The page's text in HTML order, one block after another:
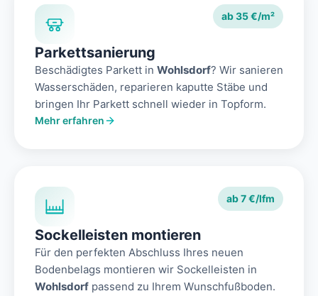
ab 35 €/m²
Parkettsanierung
Beschädigtes Parkett in Wohlsdorf? Wir sanieren
Wasserschäden, reparieren kaputte Stäbe und
bringen Ihr Parkett schnell wieder in Topform.
Mehr erfahren
ab 7 €/lfm
Sockelleisten montieren
Für den perfekten Abschluss Ihres neuen
Bodenbelags montieren wir Sockelleisten in
Wohlsdorf passend zu Ihrem Wunschfußboden.